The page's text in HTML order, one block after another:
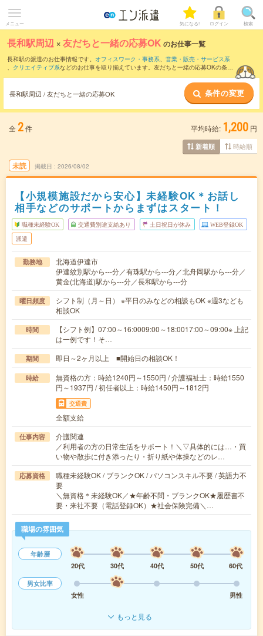
メニュー 気になる! ログイン 検索
長和駅周辺 ×友だちと一緒の応募OK のお仕事一覧
長和駅の派遣のお仕事情報です。 オフィスワーク・事務系、 営業・販売・サービス系
、 クリエイティブ系などのお仕事を取り揃えています。友だちと一緒の応募OKの条件
長和駅周辺 / 友だちと一緒の応募OK 条件の変更
全 2件 平均時給: 1,200 円
新着順 時給順
未読 掲載日 2026/08/02
【小規模施設だから安心】未経験OK＊お話し
相手などのサポートからまずはスタート！
職種未経験OK 交通費別途支給あり 土日祝日が休み WEB登録OK
派遣
勤務地
北海道伊達市
伊達紋別駅から---分／有珠駅から---分／北舟岡駅から---分／
黄金(北海道)駅から---分／長和駅から---分
曜日頻度
シフト制（月～日） ※平日のみなどの相談もOK ※週3なども
相談OK
時間
【シフト例】07:00～16:0009:00～18:0017:00～09:00※ 上記
は一例です！そ…
期間 即日～2ヶ月以上 ■開始日の相談OK！
時給
無資格の方：時給1240円～1550円 / 介護福祉士：時給1550
円～1937円 / 初任者以上：時給1450円～1812円
交通費
全額支給
仕事内容
介護関連
／利用者の方の日常生活をサポート！＼▽具体的には…・買
い物や散歩に付き添ったり・折り紙や体操などのレ…
応募資格
職種未経験OK / ブランクOK / パソコンスキル不要 / 英語力不
要
＼無資格＊未経験OK／★年齢不問・ブランクOK★履歴書不
要・来社不要（電話登録OK）★社会保険完備＼…
職場の雰囲気
年齢層
20代
30代 40代 50代
60代
男女比率
女性
男性
もっと見る